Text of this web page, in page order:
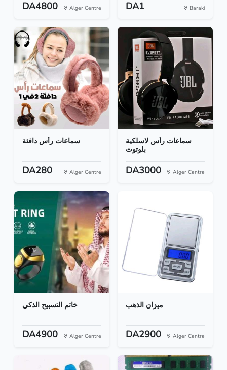
DA4800 Alger Centre DA1 Baraki
سماعات رأس دافئة
DA280 Alger Centre
سماعات رأس لاسلكية
بلوتوث
DA3000 Alger Centre
خاتم التسبيح الذكي
DA4900 Alger Centre
ميزان الذهب
DA2900 Alger Centre